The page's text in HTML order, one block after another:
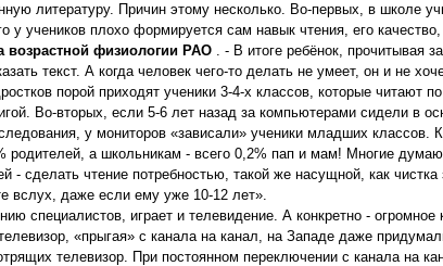
литературу. Причин этому несколько. Во-первых, в школе
у учеников плохо формируется сам навык чтения, его качество,
возрастной физиологии РАО. - В итоге ребёнок, прочитывая
текст. А когда человек чего-то делать не умеет, он и не
порой приходят ученики 3-4-х классов, которые читают
Во-вторых, если 5-6 лет назад за компьютерами сидели в
у мониторов «зависали» ученики младших классов.
родителей, а школьникам - всего 0,2% пап и мам! Многие
сделать чтение потребностью, такой же насущной, как
вслух, даже если ему уже 10-12 лет».
играет и телевидение. А конкретно - огромное
«прыгая» с канала на канал, на Западе даже
телевизор. При постоянном переключении с канала на